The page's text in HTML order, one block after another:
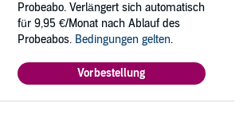
Probeabo. Verlängert sich automatisch
für 9,95 €/Monat nach Ablauf des
Probeabos. Bedingungen gelten.
Vorbestellung